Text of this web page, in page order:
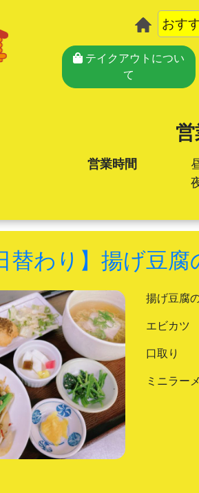
おす
テイクアウトについ
て
営業時間
替わり】揚げ豆
揚げ豆腐
エビカツ
口取り
ミニラー